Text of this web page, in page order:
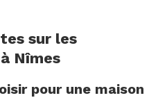
sur les
Nîmes
pour une maison